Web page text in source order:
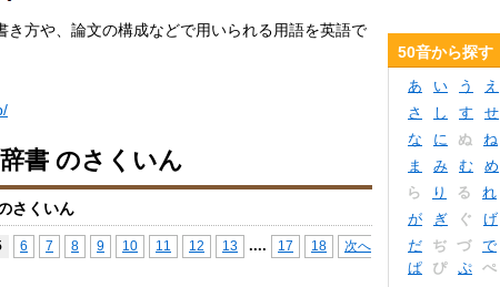
き方や、論文の構成などで用いられる用語を英語で
書 のさくいん
さくいん
6 7 8 9 10 11 12 13 .... 17 18
次へ
50音から探す
あ い う え
さ
し す せ
な
に ぬ ね
ま
み む め
ら
り る れ
が
ぎ ぐ げ
だ
ぢ づ で
ぱ
ぴ ぷ ぺ